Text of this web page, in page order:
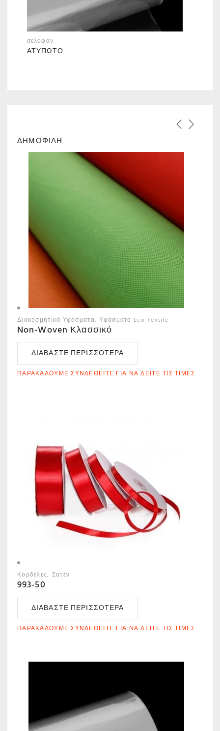
σελοφάν
ΑΤΎΠΩΤΟ
ΔΗΜΟΦΙΛΗ
Διακοσμητικά Υφάσματα Υφάσματα Eco-Textile
Non-Woven Κλασσικό
ΔΙΑΒΆΣΤΕ ΠΕΡΙΣΣΌΤΕΡΑ
ΠΑΡΑΚΑΛΟΎΜΕ ΣΥΝΔΕΘΕΊΤΕ ΓΙΑ ΝΑ ΔΕΊΤΕ ΤΙΣ ΤΙΜΈΣ
Κορδέλες Σατέν
993-50
ΔΙΑΒΆΣΤΕ ΠΕΡΙΣΣΌΤΕΡΑ
ΠΑΡΑΚΑΛΟΎΜΕ ΣΥΝΔΕΘΕΊΤΕ ΓΙΑ ΝΑ ΔΕΊΤΕ ΤΙΣ ΤΙΜΈΣ